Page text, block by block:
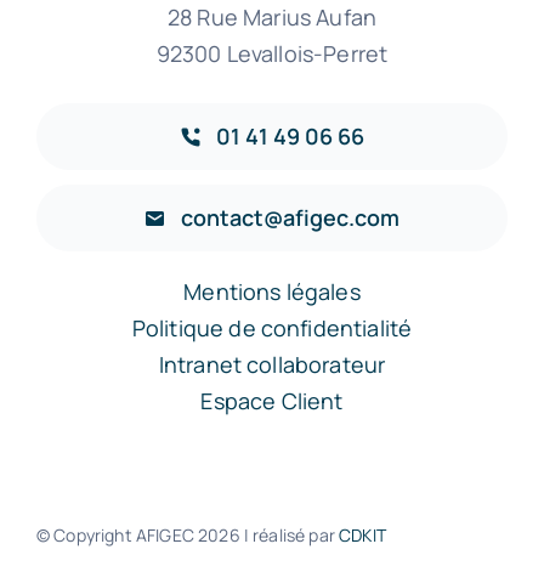
28 Rue Marius Aufan
92300 Levallois-Perret
01 41 49 06 66
contact@afigec.com
Mentions légales
Politique de confidentialité
Intranet collaborateur
Espace Client
© Copyright AFIGEC2026 | réalisé parCDKIT